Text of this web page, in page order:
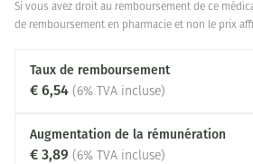
Si vous avez droit au remboursement de ce
de remboursement en pharmacie et non le prix
Taux de remboursement
€ 6,54 (6% TVA incluse)
Augmentation de la rémunération
€ 3,89 (6% TVA incluse)